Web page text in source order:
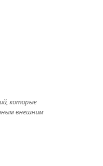
которые
внешним